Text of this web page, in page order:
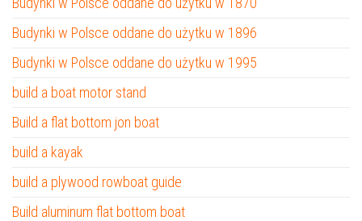
Budynki w Polsce oddane do użytku w 1896
Budynki w Polsce oddane do użytku w 1995
build a boat motor stand
Build a flat bottom jon boat
build a kayak
build a plywood rowboat guide
Build aluminum flat bottom boat